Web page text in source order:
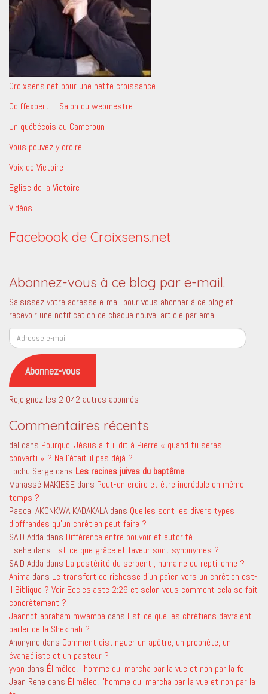
Croixsens.net pour une nette croissance
Coiffexpert – Salon du webmestre
Un québécois au Cameroun
Vous pouvez y croire
Voix de Victoire
Eglise de la Victoire
Vidéos
Facebook de Croixsens.net
Abonnez-vous à ce blog par e-mail.
Saisissez votre adresse e-mail pour vous abonner à ce blog et
recevoir une notification de chaque nouvel article par email.
Adresse
e-
mail
Abonnez-vous
Rejoignez les 2 042 autres abonnés
Commentaires récents
del dans Pourquoi Jésus a-t-il dit à Pierre « quand tu seras
converti » ? Ne l’était-il pas déjà ?
Lochu Serge dans Les racines juives du baptême
Manassé MAKIESE dans Peut-on croire et être incrédule en même
temps ?
Pascal AKONKWA KADAKALA dans Quelles sont les divers types
d’offrandes qu’un chrétien peut faire ?
SAID Adda dans Différence entre pouvoir et autorité
Esehe dans Est-ce que grâce et faveur sont synonymes ?
SAID Adda dans La postérité du serpent ; humaine ou reptilienne ?
Ahima dans Le transfert de richesse d’un païen vers un chrétien est-
il Biblique ? Voir Ecclesiaste 2:26 et selon vous comment cela se fait
concrètement ?
Jeannot abraham mwamba dans Est-ce que les chrétiens devraient
parler de la Shekinah ?
Anonyme dans Comment distinguer un apôtre, un prophète, un
évangéliste et un pasteur ?
yvan dans Élimélec, l’homme qui marcha par la vue et non par la foi
Jean Rene dans Élimélec, l’homme qui marcha par la vue et non par la